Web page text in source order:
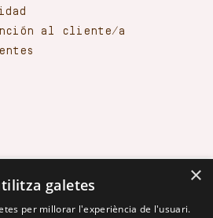
al cliente/a
×
galetes
per millorar l'experiència de l'usuari.